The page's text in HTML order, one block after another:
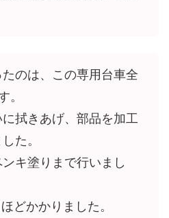
のは、この専用台車全
。
に拭きあげ、部品を加工
た。
キ塗りまで行いまし
どかかりました。